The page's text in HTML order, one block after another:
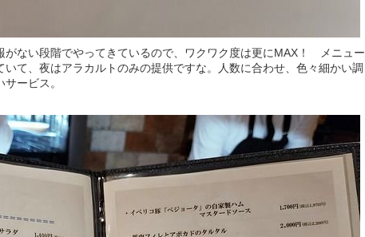
がない段階でやってきているので、ワクワク度は更にMAX！ メニュー
いて、夜はアラカルトのみの提供ですな。人数に合わせ、色々細かい調
ービス。